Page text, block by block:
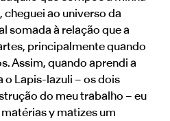
ao universo da
somada à relação que a
principalmente quando
Assim, quando aprendi a
o Lapis-lazuli – os dois
do meu trabalho – eu
y matizes um